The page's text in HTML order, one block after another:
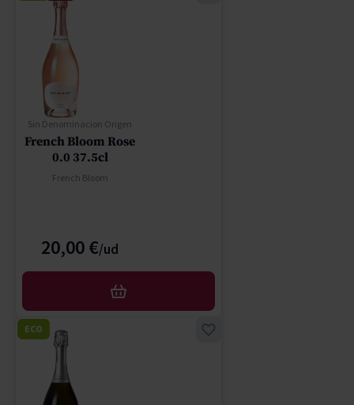
Sin Denominacion Origen
French Bloom Rose
0.0 37.5cl
French Bloom
20,00 €
AFEGIR
ECO